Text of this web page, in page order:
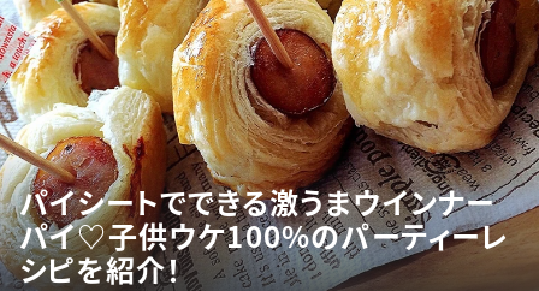
パイシートでできる激うまウインナー
パイ♡子供ウケ100%のパーティーレ
シピを紹介！